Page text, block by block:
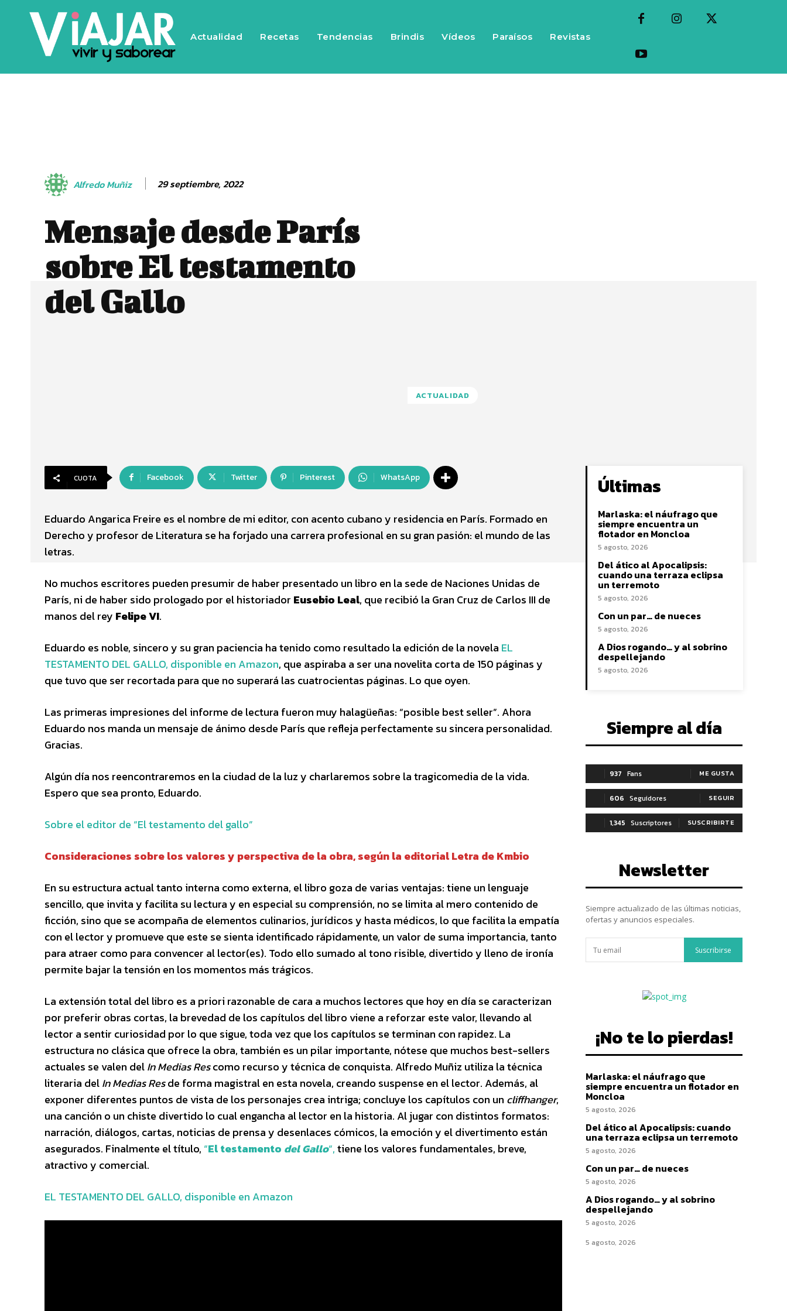
Actualidad Recetas Tendencias Brindis Vídeos Paraísos Revistas
Alfredo Muñiz 29 septiembre, 2022
Mensaje desde París
sobre El testamento
del Gallo
ACTUALIDAD
CUOTA Facebook Twitter Pinterest WhatsApp
Eduardo Angarica Freire es el nombre de mi editor, con acento cubano y residencia en París. Formado en
Derecho y profesor de Literatura se ha forjado una carrera profesional en su gran pasión: el mundo de las
letras.
No muchos escritores pueden presumir de haber presentado un libro en la sede de Naciones Unidas de
París, ni de haber sido prologado por el historiador Eusebio Leal, que recibió la Gran Cruz de Carlos III de
manos del rey Felipe VI.
Eduardo es noble, sincero y su gran paciencia ha tenido como resultado la edición de la novela EL
TESTAMENTO DEL GALLO, disponible en Amazon, que aspiraba a ser una novelita corta de 150 páginas y
que tuvo que ser recortada para que no superará las cuatrocientas páginas. Lo que oyen.
Las primeras impresiones del informe de lectura fueron muy halagüeñas: “posible best seller”. Ahora
Eduardo nos manda un mensaje de ánimo desde París que refleja perfectamente su sincera personalidad.
Gracias.
Algún día nos reencontraremos en la ciudad de la luz y charlaremos sobre la tragicomedia de la vida.
Espero que sea pronto, Eduardo.
Sobre el editor de “El testamento del gallo”
Consideraciones sobre los valores y perspectiva de la obra, según la editorial Letra de Kmbio
En su estructura actual tanto interna como externa, el libro goza de varias ventajas: tiene un lenguaje
sencillo, que invita y facilita su lectura y en especial su comprensión, no se limita al mero contenido de
ficción, sino que se acompaña de elementos culinarios, jurídicos y hasta médicos, lo que facilita la empatía
con el lector y promueve que este se sienta identificado rápidamente, un valor de suma importancia, tanto
para atraer como para convencer al lector(es). Todo ello sumado al tono risible, divertido y lleno de ironía
permite bajar la tensión en los momentos más trágicos.
La extensión total del libro es a priori razonable de cara a muchos lectores que hoy en día se caracterizan
por preferir obras cortas, la brevedad de los capítulos del libro viene a reforzar este valor, llevando al
lector a sentir curiosidad por lo que sigue, toda vez que los capítulos se terminan con rapidez. La
estructura no clásica que ofrece la obra, también es un pilar importante, nótese que muchos best-sellers
actuales se valen delIn Medias Rescomo recurso y técnica de conquista. Alfredo Muñiz utiliza la técnica
literaria delIn Medias Resde forma magistral en esta novela, creando suspense en el lector. Además, al
exponer diferentes puntos de vista de los personajes crea intriga; concluye los capítulos con un cliffhanger,
una canción o un chiste divertido lo cual engancha al lector en la historia. Al jugar con distintos formatos:
narración, diálogos, cartas, noticias de prensa y desenlaces cómicos, la emoción y el divertimento están
asegurados. Finalmente el título, “El testamento del Gallo“,tiene los valores fundamentales, breve,
atractivo y comercial.
EL TESTAMENTO DEL GALLO, disponible en Amazon
Últimas
Marlaska: el náufrago que
siempre encuentra un
flotador en Moncloa
5 agosto, 2026
Del ático al Apocalipsis:
cuando una terraza eclipsa
un terremoto
5 agosto, 2026
Con un par… de nueces
5 agosto, 2026
A Dios rogando… y al sobrino
despellejando
5 agosto, 2026
Siempre al día
937 Fans ME GUSTA
606 Seguidores SEGUIR
1,345 Suscriptores SUSCRIBIRTE
Newsletter
Siempre actualizado de las últimas noticias,
ofertas y anuncios especiales.
Suscribirse
¡No te lo pierdas!
Marlaska: el náufrago que
siempre encuentra un flotador en
Moncloa
5 agosto, 2026
Del ático al Apocalipsis: cuando
una terraza eclipsa un terremoto
5 agosto, 2026
Con un par… de nueces
5 agosto, 2026
A Dios rogando… y al sobrino
despellejando
5 agosto, 2026
5 agosto, 2026